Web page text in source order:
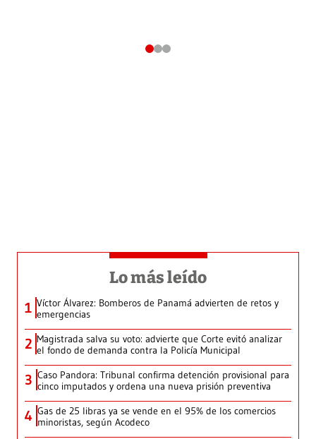
Lo más leído
1 Víctor Álvarez: Bomberos de Panamá advierten de retos y
emergencias
2 Magistrada salva su voto: advierte que Corte evitó analizar
el fondo de demanda contra la Policía Municipal
3 Caso Pandora: Tribunal confirma detención provisional para
cinco imputados y ordena una nueva prisión preventiva
4 Gas de 25 libras ya se vende en el 95% de los comercios
minoristas, según Acodeco